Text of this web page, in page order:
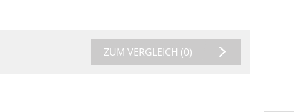
ZUM VERGLEICH (0)